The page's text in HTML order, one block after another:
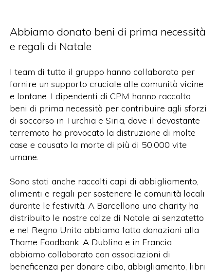
Abbiamo donato beni di prima necessità
e regali di Natale
I team di tutto il gruppo hanno collaborato per
fornire un supporto cruciale alle comunità vicine
e lontane. I dipendenti di CPM hanno raccolto
beni di prima necessità per contribuire agli sforzi
di soccorso in Turchia e Siria, dove il devastante
terremoto ha provocato la distruzione di molte
case e causato la morte di più di 50.000 vite
umane.
Sono stati anche raccolti capi di abbigliamento,
alimenti e regali per sostenere le comunità locali
durante le festività. A Barcellona una charity ha
distribuito le nostre calze di Natale ai senzatetto
e nel Regno Unito abbiamo fatto donazioni alla
Thame Foodbank. A Dublino e in Francia
abbiamo collaborato con associazioni di
beneficenza per donare cibo, abbigliamento, libri